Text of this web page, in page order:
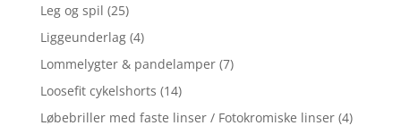
Leg og spil (25)
Liggeunderlag (4)
Lommelygter & pandelamper (7)
Loosefit cykelshorts (14)
Løbebriller med faste linser / Fotokromiske linser (4)